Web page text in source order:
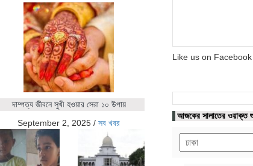
দাম্পত্য জীবনে সুখী হওয়ার সেরা ১০ উপায়
September 2, 2025 /সব খবর
Like us on Facebook
আজকের সালাতের ওয়াক্ত